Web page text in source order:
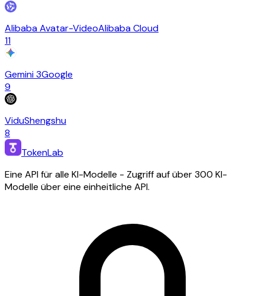
Alibaba Avatar-VideoAlibaba Cloud
11
Gemini 3Google
9
ViduShengshu
8
TokenLab
Eine API für alle KI-Modelle - Zugriff auf über 300 KI-
Modelle über eine einheitliche API.